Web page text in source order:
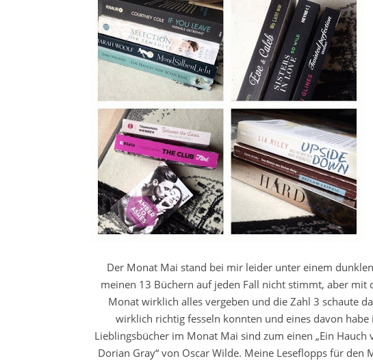
Der Monat Mai stand bei mir leider unter einem
meinen 13 Büchern auf jeden Fall nicht stimmt, aber mit
Monat wirklich alles vergeben und die Zahl 3 schaute
wirklich richtig fesseln konnten und eines davon
Lieblingsbücher im Monat Mai sind zum einen „Ein Hauch
Dorian Gray“ von Oscar Wilde. Meine Leseflopps für den